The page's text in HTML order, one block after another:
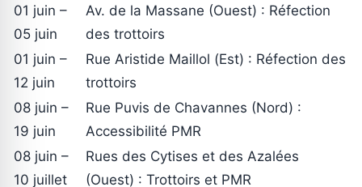
01 juin –
05 juin
Av. de la Massane (Ouest) : Réfection
des trottoirs
01 juin –
12 juin
Rue Aristide Maillol (Est) : Réfection des
trottoirs
08 juin –
19 juin
Rue Puvis de Chavannes (Nord) :
Accessibilité PMR
08 juin –
10 juillet
Rues des Cytises et des Azalées
(Ouest) : Trottoirs et PMR